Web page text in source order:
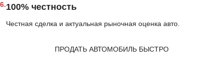
6.100% честность
Честная сделка и актуальная рыночная оценка авто.
ПРОДАТЬ АВТОМОБИЛЬ БЫСТРО